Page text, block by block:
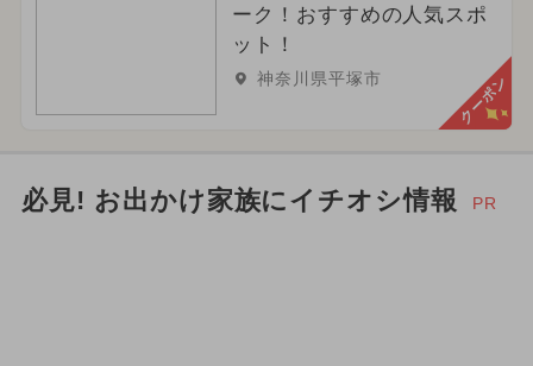
ーク！おすすめの人気スポ
ット！
神奈川県平塚市 クーポン
必見! お出かけ家族にイチオシ情報 PR